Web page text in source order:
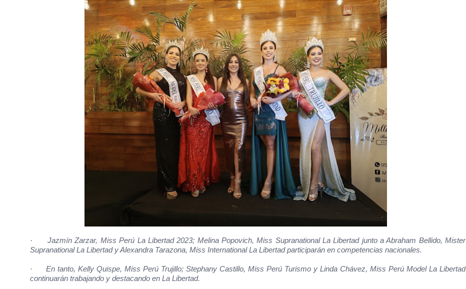
·
Jazmín Zarzar, Miss Perú La Libertad 2023; Melina Popovich, Miss Supranational La Libertad junto a Abraham Bellido, Mister
Supranational La Libertad y Alexandra Tarazona, Miss International La Libertad participarán en competencias nacionales.
·
En tanto, Kelly Quispe, Miss Perú Trujillo; Stephany Castillo, Miss Perú Turismo y Linda Chávez, Miss Perú Model La Libertad
continuarán trabajando y destacando en La Libertad.